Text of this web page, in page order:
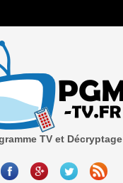
TV et Décryptage